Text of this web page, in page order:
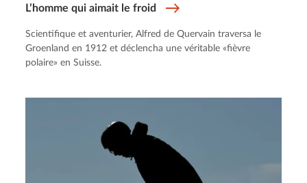
L’homme qui aimait le froid
Scientifique et aventurier, Alfred de Quervain traversa le
Groenland en 1912 et déclencha une véritable «fièvre
polaire» en Suisse.